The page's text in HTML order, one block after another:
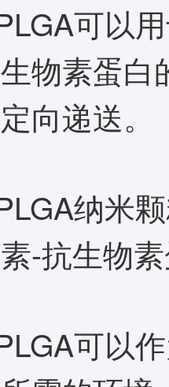
可以
物素蛋
向递送。
纳米
-抗生物
可以